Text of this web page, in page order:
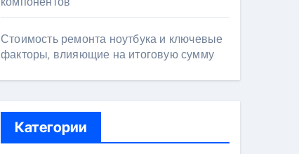
Стоимость ремонта ноутбука и ключевые
факторы, влияющие на итоговую сумму
Категории